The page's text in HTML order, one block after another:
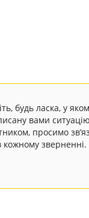
будь ласка, у
вами
просимо
кожному